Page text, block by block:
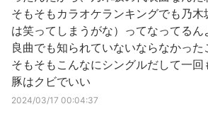
そもそもカラオケランキングでも乃
は笑ってしまうがな）ってなってるん
良曲でも知られていないならなかった
そもそもこんなにシングルだして一
豚はクビでいい
2024/03/17 00:04:37